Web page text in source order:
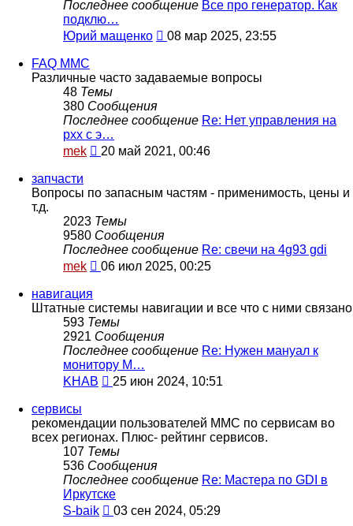
Последнее сообщение Все про генератор. Как
подклю…
Юрий мащенко
Перейти
сообщению
08 мар 2025, 23:55
FAQ MMC
Различные часто задаваемые вопросы
48 Темы
380 Сообщения
Последнее сообщение Re: Нет управления на
рхх с э…
mek
Перейти
сообщению
20 май 2021, 00:46
запчасти
Вопросы по запасным частям - применимость, цены и
т.д.
2023 Темы
9580 Сообщения
Последнее сообщение Re: свечи на 4g93 gdi
mek
Перейти
сообщению
06 июл 2025, 00:25
навигация
Штатные системы навигации и все что с ними связано
593 Темы
2921 Сообщения
Последнее сообщение Re: Нужен мануал к
монитору M…
KHAB
Перейти
сообщению
25 июн 2024, 10:51
сервисы
рекомендации пользователей MMC по сервисам во
всех регионах. Плюс- рейтинг сервисов.
107 Темы
536 Сообщения
Последнее сообщение Re: Мастера по GDI в
Иркутске
S-baik
Перейти
03 сен 2024, 05:29